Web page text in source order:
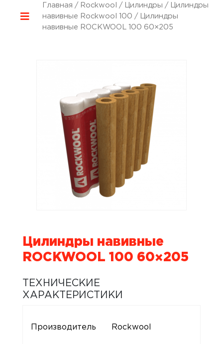
Главная / Rockwool / Цилиндры /
Цилиндры
навивные Rockwool 100 / Цилиндры
навивные ROCKWOOL 100 60×205
Цилиндры навивные
ROCKWOOL 100 60×205
ТЕХНИЧЕСКИЕ
ХАРАКТЕРИСТИКИ
Производитель Rockwool